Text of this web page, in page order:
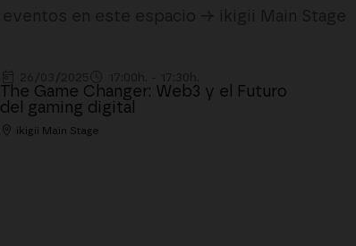
The Game Changer: Web3 y el Futuro
del gaming digital
ikigii Main Stage